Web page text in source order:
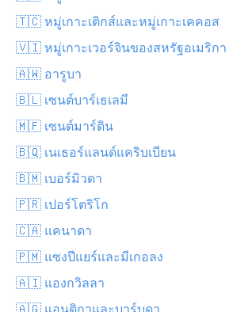
🇹🇨 หมู่เกาะเติกส์และหมู่เกาะเคคอส
🇻🇮 หมู่เกาะเวอร์จินของสหรัฐอเมริกา
🇦🇼 อารูบา
🇧🇱 เซนต์บาร์เธเลมี
🇲🇫 เซนต์มาร์ติน
🇧🇶 เนเธอร์แลนด์แคริบเบียน
🇧🇲 เบอร์มิวดา
🇵🇷 เปอร์โตริโก
🇨🇦 แคนาดา
🇵🇲 แซงปีแยร์และมีเกอลง
🇦🇮 แองกวิลลา
🇦🇬 แอนติกาและบาร์บูดา